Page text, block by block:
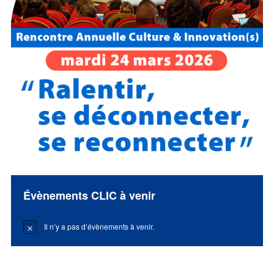
Évènements CLIC à venir
Notice Il n’y a pas d’évènements à venir.